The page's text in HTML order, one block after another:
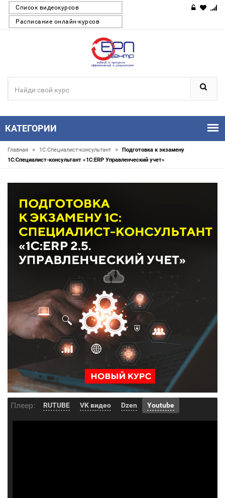
Список видеокурсов
Расписание онлайн-курсов
КАТЕГОРИИ
Главная » 1С:Специалист-консультант »
Подготовка к экзамену
1С:Специалист-консультант «1С:ERP Управленческий учет»
Плеер: RUTUBE VK видео Dzen Youtube